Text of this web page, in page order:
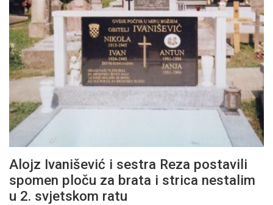
Alojz Ivanišević i sestra Reza postavili
spomen ploču za brata i strica nestalim
u 2. svjetskom ratu